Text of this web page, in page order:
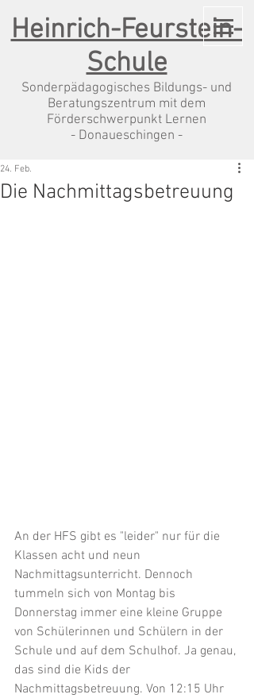
Heinrich-Feurstein-
Schule
Sonderpädagogisches Bildungs- und
Beratungszentrum mit dem
Förderschwerpunkt Lernen
- Donaueschingen -
Die Nachmittagsbetreuung
24. Feb.
An der HFS gibt es "leider" nur für die
Klassen acht und neun
Nachmittagsunterricht. Dennoch
tummeln sich von Montag bis
Donnerstag immer eine kleine Gruppe
von Schülerinnen und Schülern in der
Schule und auf dem Schulhof. Ja genau,
das sind die Kids der
Nachmittagsbetreuung. Von 12:15 Uhr